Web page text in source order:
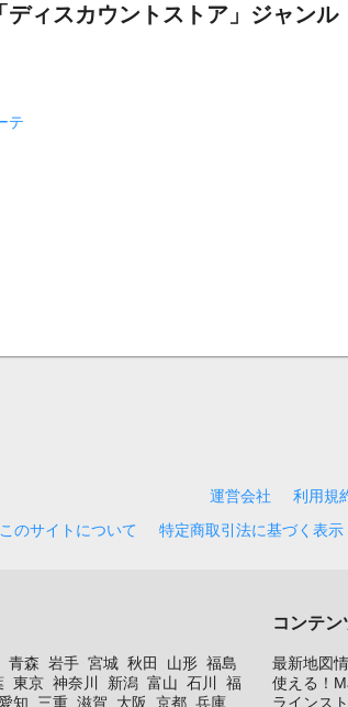
ディスカウントストア」ジャンル
テ
運営会社 利用規
このサイトについて
特定商取引法に基づく表示
青森 岩手 宮城 秋田 山形 福島
東京 神奈川 新潟 富山 石川
福
知 三重 滋賀 大阪 京都 兵庫
コンテン
最新地図
使える！
ラインス